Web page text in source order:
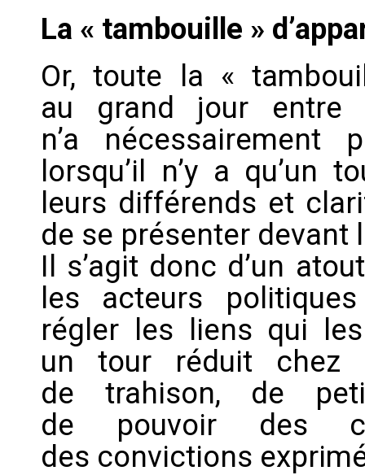
La « tambouille »
Or, toute la «
au grand jour
n’a nécessairement
lorsqu’il n’y a qu’un
leurs différends et
de se présenter devant
Il s’agit donc d’un
les acteurs
régler les liens qui
un tour réduit chez
de trahison, de
de pouvoir des
des convictions